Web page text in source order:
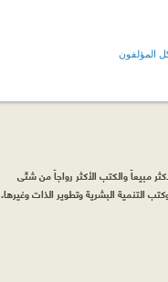
المؤلفون
مبيعاً والكتب الأكثر رواجاً من شتّى
التنمية البشرية وتطوير الذات وغيرها.